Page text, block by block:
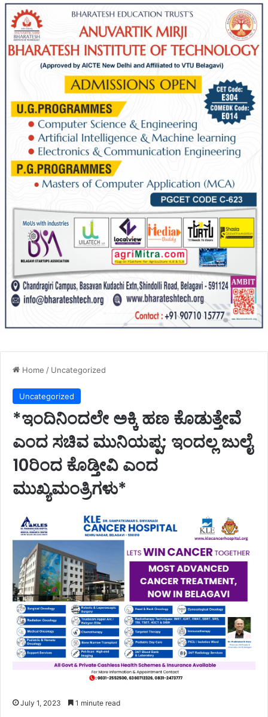
Home / Uncategorized
Uncategorized
*ಇಂದಿನಿಂದಲೇ ಅಕ್ಕಿ ಹಣ ಕೊಡುತ್ತೇವೆ
ಎಂದ ಸಚಿವ ಮುನಿಯಪ್ಪ; ಇಂದಲ್ಲ ಜುಲೈ
10ರಿಂದ ಕೊಡ್ತೀವಿ ಎಂದ
ಮುಖ್ಯಮಂತ್ರಿಗಳು*
July 1, 2023 1 minute read